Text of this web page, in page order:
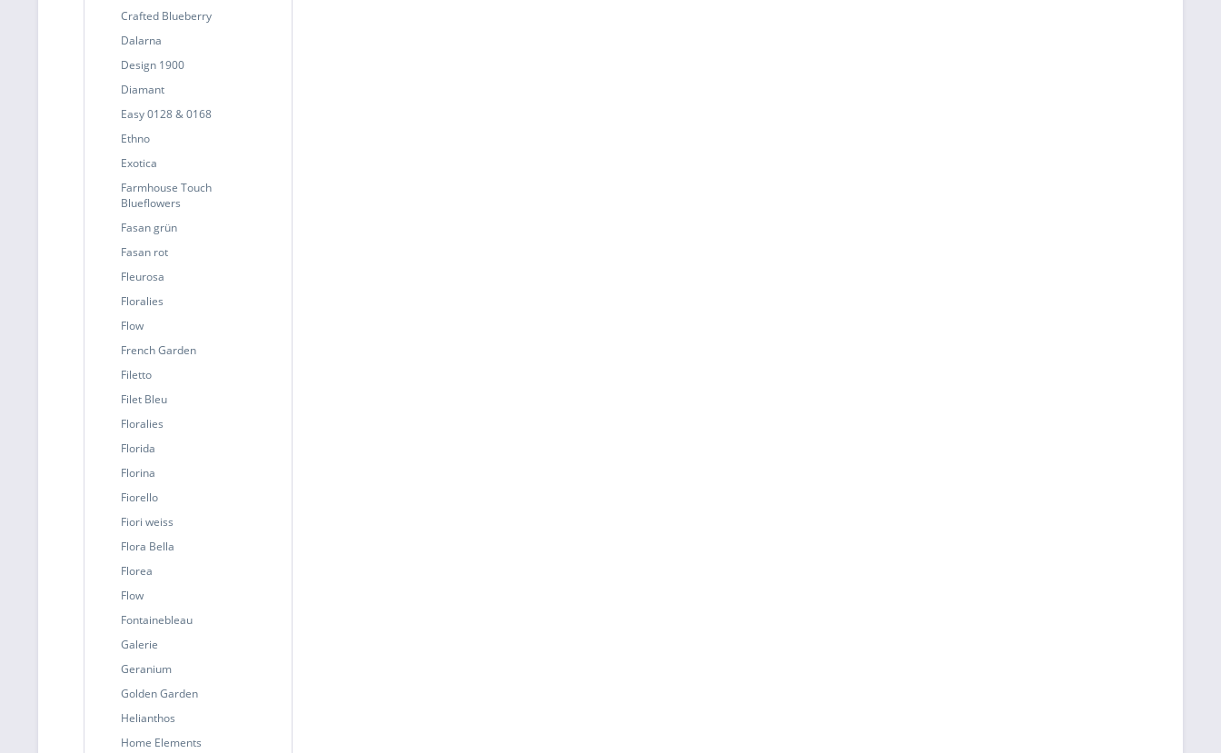
Crafted Blueberry
Dalarna
Design 1900
Diamant
Easy 0128 & 0168
Ethno
Exotica
Farmhouse Touch
Blueflowers
Fasan grün
Fasan rot
Fleurosa
Floralies
Flow
French Garden
Filetto
Filet Bleu
Floralies
Florida
Florina
Fiorello
Fiori weiss
Flora Bella
Florea
Flow
Fontainebleau
Galerie
Geranium
Golden Garden
Helianthos
Home Elements